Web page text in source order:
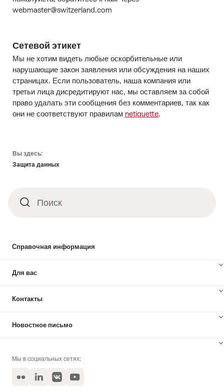
webmaster@switzerland.com
Сетевой этикет
Мы не хотим видеть любые оскорбительные или
нарушающие закон заявления или обсуждения на наших
страницах. Если пользователь, наша компания или
третьи лица дисредитируют нас, мы оставляем за собой
право удалать эти сообщения без комментариев, так как
они не соответствуют правилам netiquette.
Вы здесь:
Защита данных
ПоискПоиск
Справочная информация
Для вас
Контакты
Новостное письмо
Мы в социальных сетях:
Flickr LinkedInVKontakteYouTube